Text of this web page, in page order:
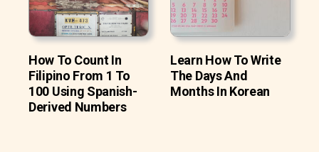
How To Count In
Filipino From 1 To
100 Using Spanish-
Derived Numbers
Learn How To Write
The Days And
Months In Korean